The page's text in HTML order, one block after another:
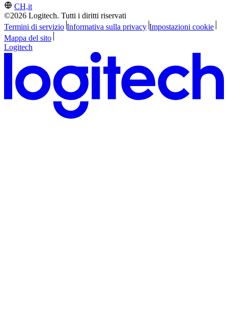
CH,it
©2026 Logitech. Tutti i diritti riservati
Termini di servizio Informativa sulla privacy Impostazioni cookie
Mappa del sito
Logitech